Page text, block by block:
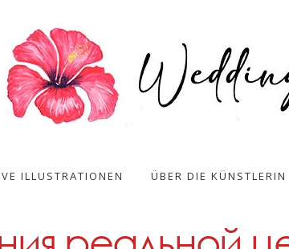
ILLUSTRATIONEN ÜBER DIE KÜNSTLERIN